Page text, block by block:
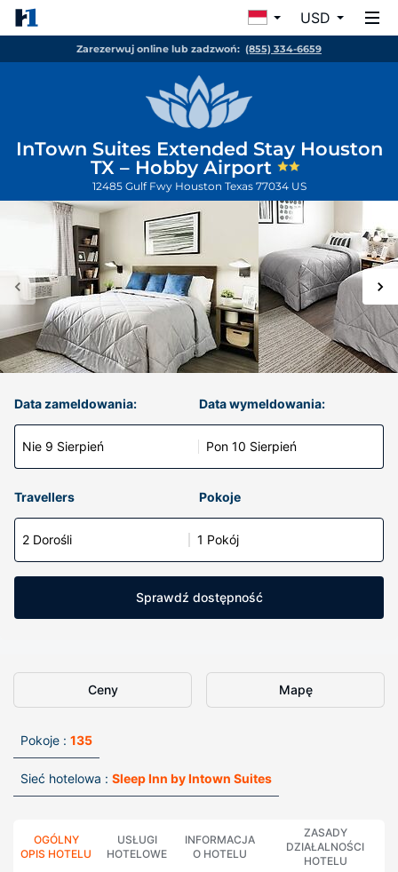
USD
Zarezerwuj online lub zadzwoń: (855) 334-6659
InTown Suites Extended Stay Houston
TX – Hobby Airport
12485 Gulf Fwy Houston Texas 77034 US
Data zameldowania:
Nie 9 Sierpień
Data wymeldowania:
Pon 10 Sierpień
Travellers Pokoje
2 Dorośli 1 Pokój
Sprawdź dostępność
Ceny Mapę
Pokoje : 135
Sieć hotelowa : Sleep Inn by Intown Suites
OGÓLNY
OPIS HOTELU
USŁUGI
HOTELOWE
INFORMACJA
O HOTELU
ZASADY
DZIAŁALNOŚCI
HOTELU